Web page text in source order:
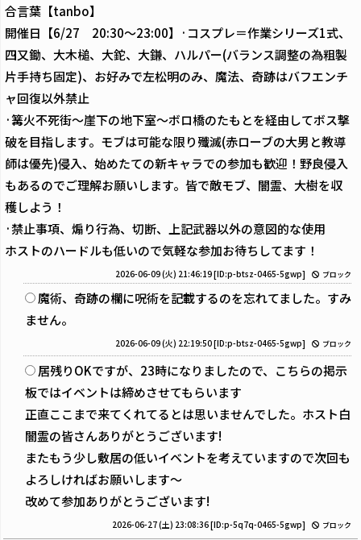
合言葉【tanbo】
開催日【6/27 20:30〜23:00】·コスプレ＝作業シリーズ1式、
四又鋤、大木槌、大鉈、大鎌、ハルパー(バランス調整の為粗製
片手持ち固定)、お好みで左松明のみ、魔法、奇跡はバフエンチ
ャ回復以外禁止
·篝火不死街〜崖下の地下室〜ボロ橋のたもとを経由してボス撃
破を目指します。モブは可能な限り殲滅(赤ローブの大男と教導
師は優先)侵入、始めたての新キャラでの参加も歓迎！野良侵入
もあるのでご理解お願いします。皆で敵モブ、闇霊、大樹を収
穫しよう！
·禁止事項、煽り行為、切断、上記武器以外の意図的な使用
ホストのハードルも低いので気軽な参加お待ちしてます！
2026-06-09 (火) 21:46:19[ID:p-btsz-0465-5gwp] ブロック
魔術、奇跡の欄に呪術を記載するのを忘れてました。すみ
ません。
2026-06-09 (火) 22:19:50[ID:p-btsz-0465-5gwp] ブロック
居残りOKですが、23時になりましたので、こちらの掲示
板ではイベントは締めさせてもらいます
正直ここまで来てくれてるとは思いませんでした。ホスト白
闇霊の皆さんありがとうございます!
またもう少し敷居の低いイベントを考えていますので次回も
よろしければお願いします〜
改めて参加ありがとうございます!
2026-06-27 (土) 23:08:36[ID:p-5q7q-0465-5gwp] ブロック